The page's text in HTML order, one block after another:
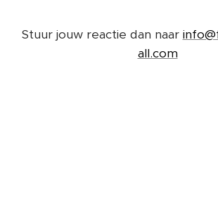
Stuur jouw reactie dan naar
all.com